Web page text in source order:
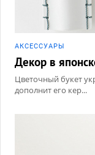
АКCЕССУАРЫ
Декор в
Цветочный букет
дополнит его кер...